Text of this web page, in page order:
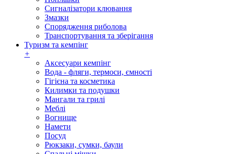
Сигналізатори клювання
Змазки
Спорядження риболова
Транспортування та зберігання
Туризм та кемпінг
+
Аксесуари кемпінг
Вода - фляги, термоси, ємності
Гігієна та косметика
Килимки та подушки
Мангали та грилі
Меблі
Вогнище
Намети
Посуд
Рюкзаки, сумки, баули